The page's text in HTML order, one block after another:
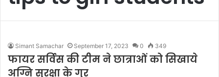
Simant Samachar September 17, 2023 0 349
फायर सर्विस की टीम ने छात्राओं को सिखाये
अग्नि सुरक्षा के गुर